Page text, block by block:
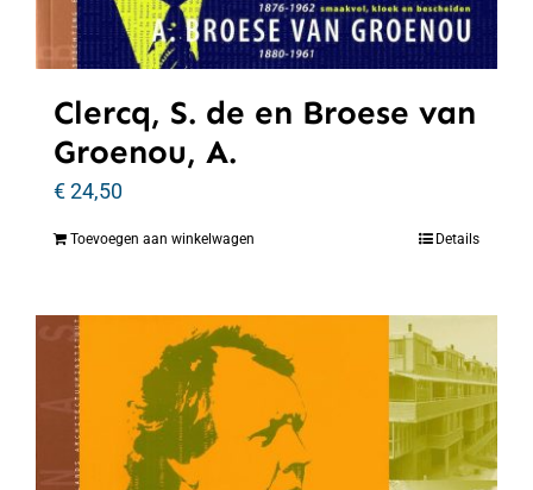
Clercq, S. de en Broese van
Groenou, A.
€24,50
Toevoegen aan winkelwagen Details